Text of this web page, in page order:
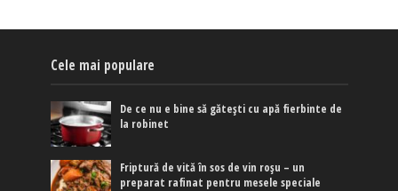
Cele mai populare
De ce nu e bine să gătești cu apă fierbinte de
la robinet
Friptură de vită în sos de vin roșu – un
preparat rafinat pentru mesele speciale